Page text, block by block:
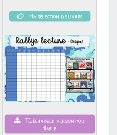
Ma sélection de livres
Télécharger version modi
fiable